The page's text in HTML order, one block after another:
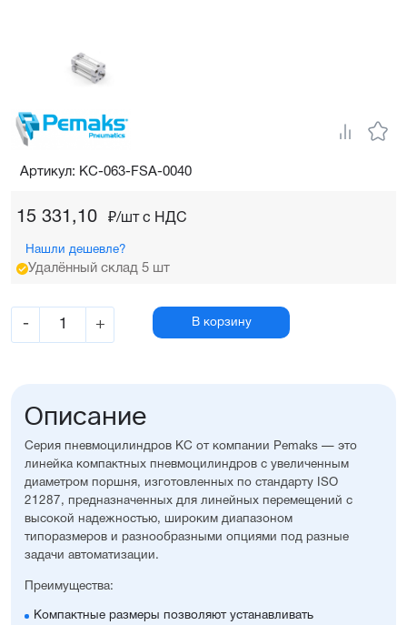
15 331,10 ₽/шт c НДС
Нашли дешевле?
Удалённый склад 5 шт
- + В корзину
Артикул: KC-063-FSA-0040
Описание
Серия пневмоцилиндров KC от компании Pemaks — это
линейка компактных пневмоцилиндров с увеличенным
диаметром поршня, изготовленных по стандарту ISO
21287, предназначенных для линейных перемещений с
высокой надежностью, широким диапазоном
типоразмеров и разнообразными опциями под разные
задачи автоматизации.
Преимущества:
Компактные размеры позволяют устанавливать